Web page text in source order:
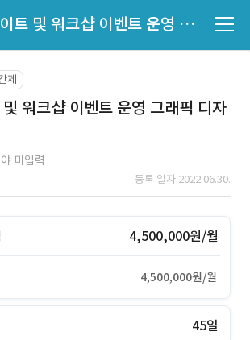
기업 웹사이트 및 워크샵 이벤트 운영 그래픽 디자인
제
워크샵 이벤트 운영 그래픽 디자
미입력
등록 일자 2022.06.30.
4,500,000원/월
4,500,000원/월
45일